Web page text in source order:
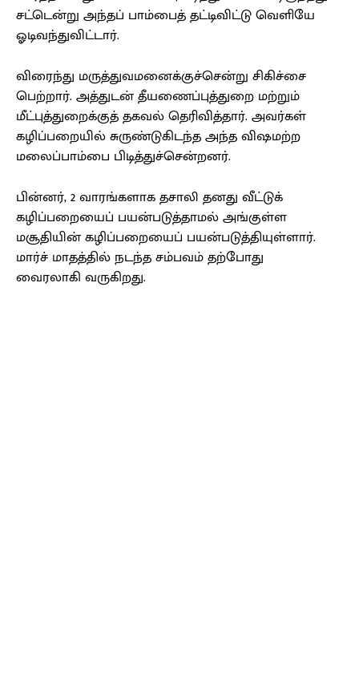
சட்டென்று அந்தப் பாம்பைத் தட்டிவிட்டு வெளியே
ஓடிவந்துவிட்டார்.
விரைந்து மருத்துவமனைக்குச்சென்று சிகிச்சை
பெற்றார். அத்துடன் தீயணைப்புத்துறை மற்றும்
மீட்புத்துறைக்குத் தகவல் தெரிவித்தார். அவர்கள்
கழிப்பறையில் சுருண்டுகிடந்த அந்த விஷமற்ற
மலைப்பாம்பை பிடித்துச்சென்றனர்.
பின்னர், 2 வாரங்களாக தசாலி தனது வீட்டுக்
கழிப்பறையைப் பயன்படுத்தாமல் அங்குள்ள
மசூதியின் கழிப்பறையைப் பயன்படுத்தியுள்ளார்.
மார்ச் மாதத்தில் நடந்த சம்பவம் தற்போது
வைரலாகி வருகிறது.